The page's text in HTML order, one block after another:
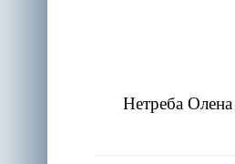
Нетреба Олена